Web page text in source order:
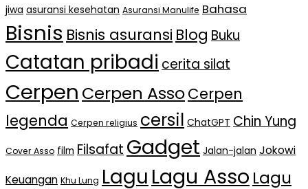
jiwa asuransi kesehatan Asuransi Manulife Bahasa
Bisnis Bisnis asuransi Blog Buku
Catatan pribadi cerita silat
Cerpen Cerpen AssoCerpen
legenda Cerpen religius cersil ChatGPT Chin Yung
Cover Asso film Filsafat Gadget Jalan-jalan Jokowi
Keuangan Khu Lung Lagu Lagu Asso Lagu